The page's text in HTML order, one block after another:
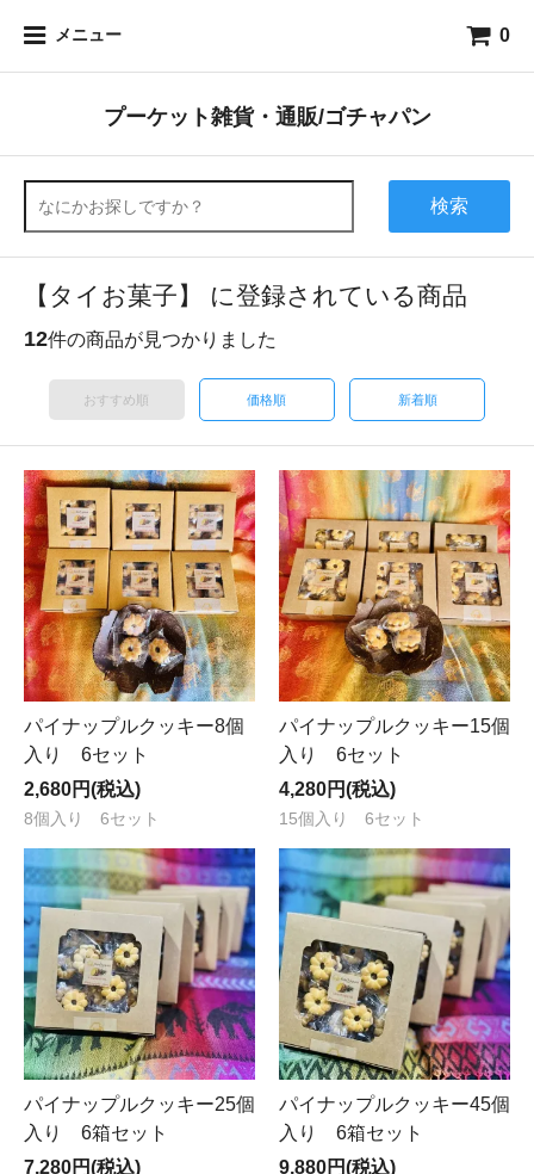
メニュー 0
プーケット雑貨・通販/ゴチャパン
検索
【タイお菓子】 に登録されている商品
12件の商品が見つかりました
おすすめ順 価格順 新着順
パイナップルクッキー8個
入り 6セット
2,680円(税込)
8個入り 6セット
パイナップルクッキー15個
入り 6セット
4,280円(税込)
15個入り 6セット
パイナップルクッキー25個
入り 6箱セット
7,280円(税込)
パイナップルクッキー45個
入り 6箱セット
9,880円(税込)